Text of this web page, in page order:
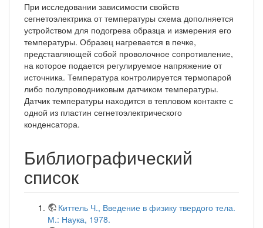
При исследовании зависимости свойств
сегнетоэлектрика от температуры схема дополняется
устройством для подогрева образца и измерения его
температуры. Образец нагревается в печке,
представляющей собой проволочное сопротивление,
на которое подается регулируемое напряжение от
источника. Температура контролируется термопарой
либо полупроводниковым датчиком температуры.
Датчик температуры находится в тепловом контакте с
одной из пластин сегнетоэлектрического
конденсатора.
Библиографический
список
Киттель Ч., Введение в физику твердого тела.
М.: Наука, 1978.